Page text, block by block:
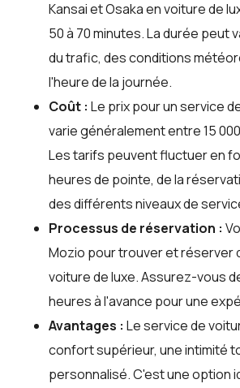
Kansai et Osaka en voiture de
50 à 70 minutes. La durée peut
du trafic, des conditions
l'heure de la journée.
Coût : Le prix pour un service
varie généralement entre 15
Les tarifs peuvent fluctuer en
heures de pointe, de la
des différents niveaux de
Processus de réservation :
Mozio pour trouver et réserver
voiture de luxe. Assurez-vous
heures à l'avance pour une
Avantages : Le service de
confort supérieur, une intimité
personnalisé. C'est une option